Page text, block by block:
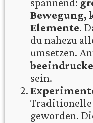
Bewegung,
Elemente.
du nahezu
umsetzen.
sein.
Traditionelle
geworden.